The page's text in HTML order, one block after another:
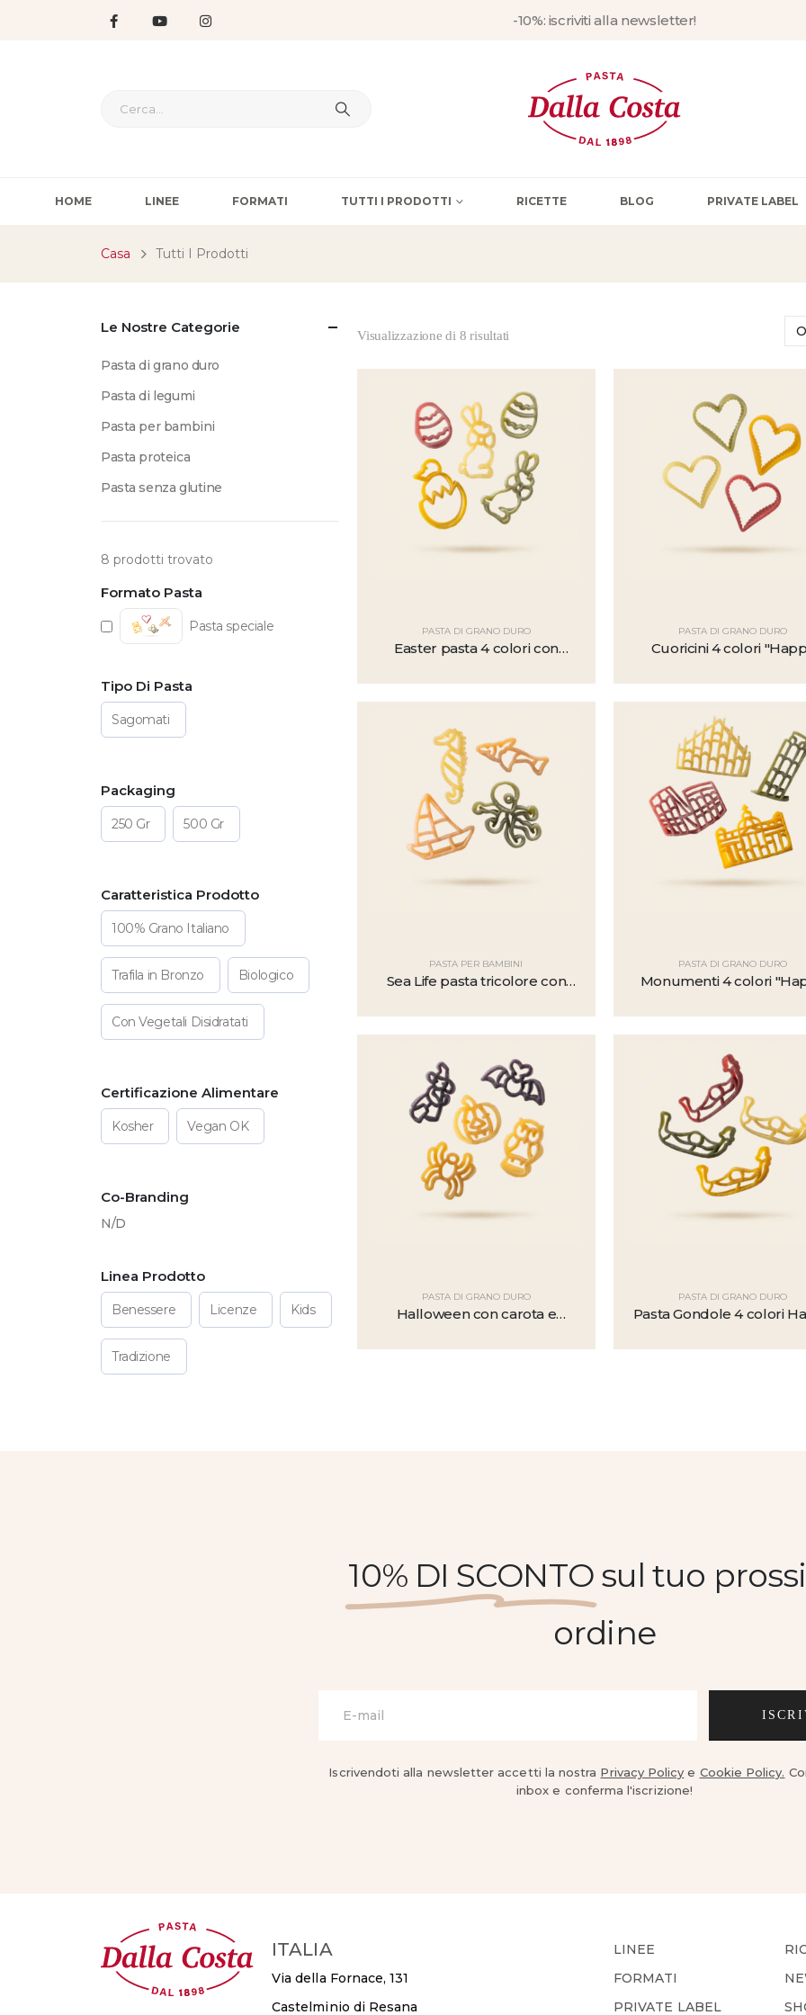
-10%: iscriviti alla newsletter!
HOME LINEE FORMATI TUTTI I PRODOTTI RICETTE BLOG PRIVATE LABEL
Casa Tutti I Prodotti
Visualizzazione di 8 risultati
PASTA DI GRANO DURO
Easter pasta 4 colori con
barbabietola
PASTA DI GRANO DURO
Cuoricini 4 colori
PASTA PER BAMBINI
Sea Life pasta tricolore con
PASTA DI GRANO DURO
Monumenti 4 colori
PASTA DI GRANO DURO
Halloween con carota e
PASTA DI GRANO DURO
Pasta Gondole 4 colori
Le Nostre Categorie
Pasta di grano duro
Pasta di legumi
Pasta per bambini
Pasta proteica
Pasta senza glutine
8 prodotti trovato
Formato Pasta
Pasta speciale
Tipo Di Pasta
Sagomati
Packaging
250 Gr 500 Gr
Caratteristica Prodotto
100% Grano Italiano
Trafila in Bronzo Biologico
Con Vegetali Disidratati
Certificazione Alimentare
Kosher Vegan OK
Co-Branding
N/D
Linea Prodotto
Benessere Licenze Kids
Tradizione
10% DI SCONTOsul tuo
ordine
Iscrivendoti alla newsletter accetti la nostra Privacy Policy e Cookie Policy.
inbox e conferma l'iscrizione!
ITALIA
Via della Fornace, 131
Castelminio di Resana
LINEE
FORMATI
PRIVATE LABEL